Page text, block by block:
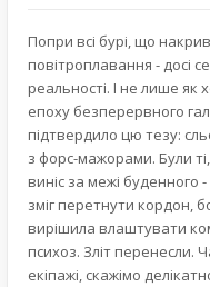
Попри всі бурі, що
повітроплавання - досі
реальності. І не лише як
епоху безперервного
підтвердило цю тезу:
з форс-мажорами. Були ті,
виніс за межі буденного
зміг перетнути кордон,
вирішила влаштувати
психоз. Зліт перенесли.
екіпажі, скажімо